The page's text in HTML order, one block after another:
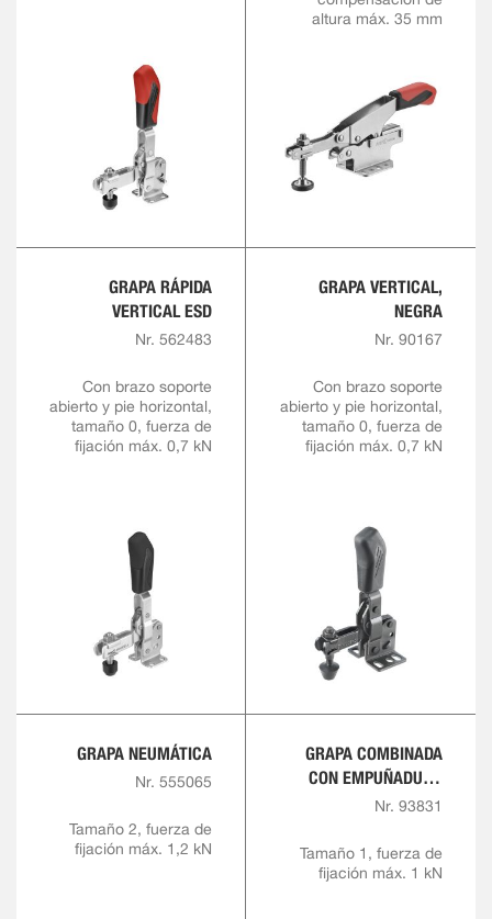
altura máx. 35 mm
GRAPA RÁPIDA
VERTICAL ESD
Nr. 562483
Con brazo soporte
abierto y pie horizontal,
tamaño 0, fuerza de
fijación máx. 0,7 kN
GRAPA VERTICAL,
NEGRA
Nr. 90167
Con brazo soporte
abierto y pie horizontal,
tamaño 0, fuerza de
fijación máx. 0,7 kN
GRAPA NEUMÁTICA
Nr. 555065
Tamaño 2, fuerza de
fijación máx. 1,2 kN
GRAPA COMBINADA
CON EMPUÑADURA
ROJA
Nr. 93831
Tamaño 1, fuerza de
fijación máx. 1 kN